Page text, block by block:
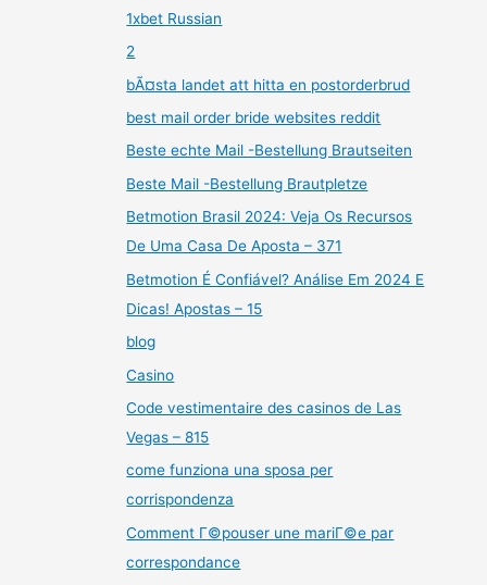
1xbet Russian
2
bÃ¤sta landet att hitta en postorderbrud
best mail order bride websites reddit
Beste echte Mail -Bestellung Brautseiten
Beste Mail -Bestellung Brautpletze
Betmotion Brasil 2024: Veja Os Recursos
De Uma Casa De Aposta – 371
Betmotion É Confiável? Análise Em 2024 E
Dicas! Apostas – 15
blog
Casino
Code vestimentaire des casinos de Las
Vegas – 815
come funziona una sposa per
corrispondenza
Comment Г©pouser une mariГ©e par
correspondance